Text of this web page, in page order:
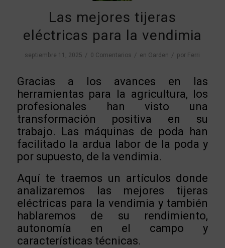
Las mejores tijeras
eléctricas para la vendimia
septiembre 11, 2025 / 0 Comentarios / en Garden / por Ferri
Gracias a los avances en las
herramientas para la agricultura, los
profesionales han visto una
transformación positiva en su
trabajo. Las máquinas de poda han
facilitado la ardua labor de la poda y
por supuesto, de la vendimia.
Aquí te traemos un artículos donde
analizaremos las mejores tijeras
eléctricas para la vendimia y también
hablaremos de su rendimiento,
autonomía en el campo y
características técnicas.